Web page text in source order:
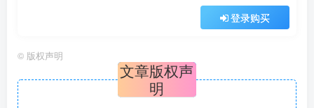
登录购买
© 版权声明
文章版权声
明